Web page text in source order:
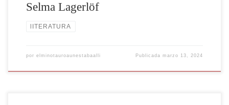
Selma Lagerlöf
lITERATURA
por elminotauroaunestabaalli Publicadamarzo 13, 2024